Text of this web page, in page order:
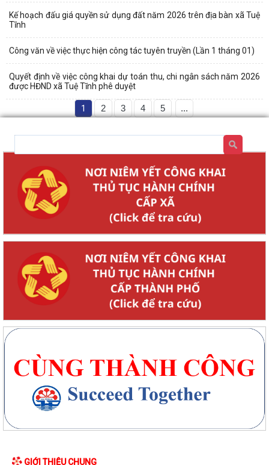
Kế hoạch đấu giá quyền sử dụng đất năm 2026 trên địa bàn xã Tuệ
Tĩnh
Công văn về việc thực hiện công tác tuyên truyền (Lần 1 tháng 01)
Quyết định về việc công khai dự toán thu, chi ngân sách năm 2026
được HĐND xã Tuệ Tĩnh phê duyệt
1 2 3 4 5 ...
GIỚI THIỆU CHUNG